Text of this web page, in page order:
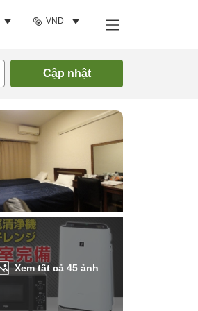
VND
Cập nhật
Xem tất cả45 ảnh
Tìm phòng trống